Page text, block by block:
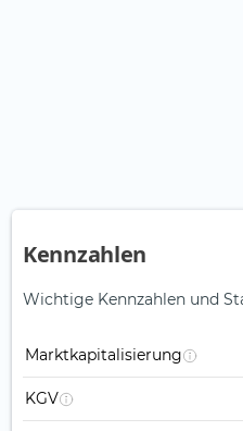
Kennzahlen
Wichtige Kennzahlen und
Marktkapitalisierung
KGV